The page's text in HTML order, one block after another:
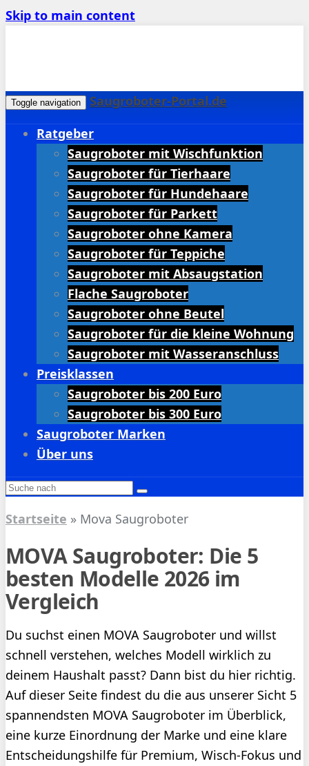
Skip to main content
Toggle navigation
Saugroboter-Portal.de
Ratgeber
Saugroboter mit Wischfunktion
Saugroboter für Tierhaare
Saugroboter für Hundehaare
Saugroboter für Parkett
Saugroboter ohne Kamera
Saugroboter für Teppiche
Saugroboter mit Absaugstation
Flache Saugroboter
Saugroboter ohne Beutel
Saugroboter für die kleine Wohnung
Saugroboter mit Wasseranschluss
Preisklassen
Saugroboter bis 200 Euro
Saugroboter bis 300 Euro
Saugroboter Marken
Über uns
Startseite » Mova Saugroboter
MOVA Saugroboter: Die 5
besten Modelle 2026 im
Vergleich
Du suchst einen MOVA Saugroboter und willst
schnell verstehen, welches Modell wirklich zu
deinem Haushalt passt? Dann bist du hier richtig.
Auf dieser Seite findest du die aus unserer Sicht 5
spannendsten MOVA Saugroboter im Überblick,
eine kurze Einordnung der Marke und eine klare
Entscheidungshilfe für Premium, Wisch-Fokus und